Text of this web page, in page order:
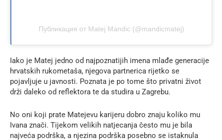
Публикация от Matej Mandic (@mandicmatej)
Iako je Matej jedno od najpoznatijih imena mlađe generacije
hrvatskih rukometaša, njegova partnerica rijetko se
pojavljuje u javnosti. Poznata je po tome što privatni život
drži daleko od reflektora te da studira u Zagrebu.
No oni koji prate Matejevu karijeru dobro znaju koliko mu
Ivana znači. Tijekom velikih natjecanja često mu je bila
najveća podrška, a njezina podrška posebno se istaknula